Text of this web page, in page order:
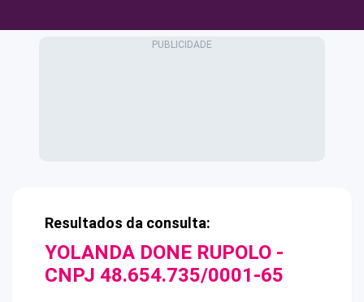
Resultados da consulta:
YOLANDA DONE RUPOLO -
CNPJ 48.654.735/0001-65